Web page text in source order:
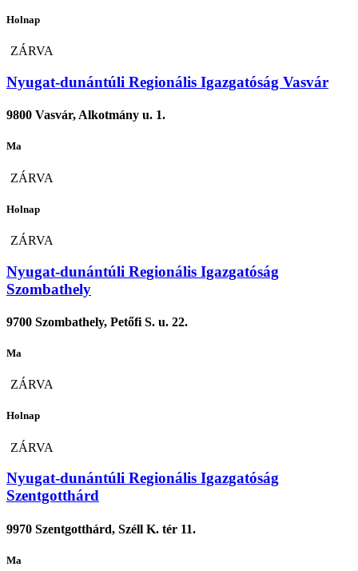
Holnap
ZÁRVA
Nyugat-dunántúli Regionális Igazgatóság Vasvár
9800 Vasvár, Alkotmány u. 1.
Ma
ZÁRVA
Holnap
ZÁRVA
Nyugat-dunántúli Regionális Igazgatóság
Szombathely
9700 Szombathely, Petőfi S. u. 22.
Ma
ZÁRVA
Holnap
ZÁRVA
Nyugat-dunántúli Regionális Igazgatóság
Szentgotthárd
9970 Szentgotthárd, Széll K. tér 11.
Ma